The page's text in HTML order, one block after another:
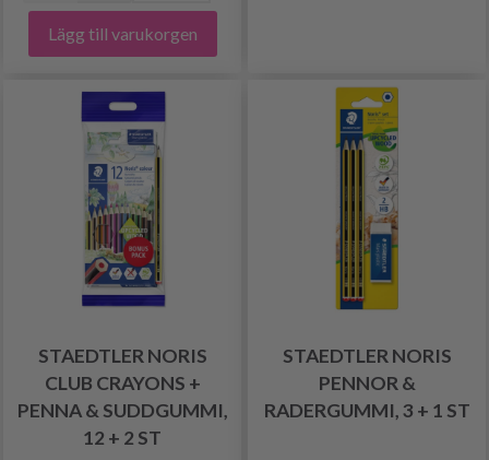
Lägg till varukorgen
STAEDTLER NORIS
CLUB CRAYONS +
PENNA & SUDDGUMMI,
12 + 2 ST
STAEDTLER NORIS
PENNOR &
RADERGUMMI, 3 + 1 ST